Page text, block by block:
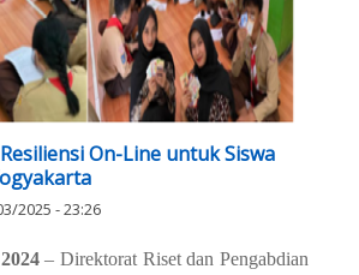
On-Line untuk Siswa
2025 - 23:26
– Direktorat Riset dan Pengabdian